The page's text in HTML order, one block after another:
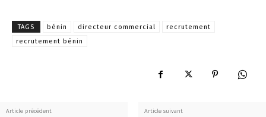
TAGS bénin directeur commercial
recrutement
recrutement bénin
Article précédent Article suivant